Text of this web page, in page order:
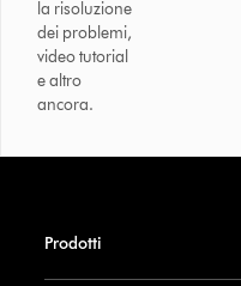
la risoluzione
dei problemi,
video tutorial
e altro
ancora.
Prodotti